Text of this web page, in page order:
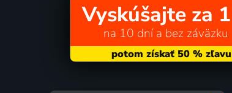
Vyskúšajte za
na 10 dní a bez záväzku